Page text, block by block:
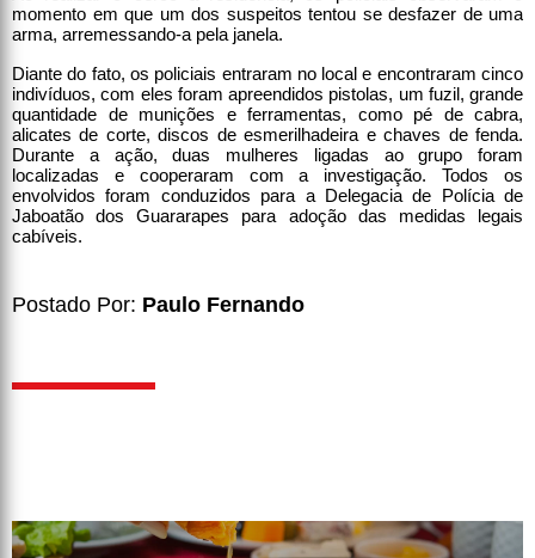
momento em que um dos suspeitos tentou se desfazer de uma
arma, arremessando-a pela janela.
Diante do fato, os policiais entraram no local e encontraram cinco
indivíduos, com eles foram apreendidos pistolas, um fuzil, grande
quantidade de munições e ferramentas, como pé de cabra,
alicates de corte, discos de esmerilhadeira e chaves de fenda.
Durante a ação, duas mulheres ligadas ao grupo foram
localizadas e cooperaram com a investigação. Todos os
envolvidos foram conduzidos para a Delegacia de Polícia de
Jaboatão dos Guararapes para adoção das medidas legais
cabíveis.
Postado Por: Paulo Fernando